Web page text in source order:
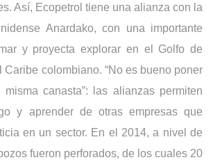
Así, Ecopetrol tiene una alianza con la
Anardako, con una importante
y proyecta explorar en el Golfo de
Caribe colombiano. “No es bueno poner
canasta”: las alianzas permiten
y aprender de otras empresas que
en un sector. En el 2014, a nivel de
fueron perforados, de los cuales 20